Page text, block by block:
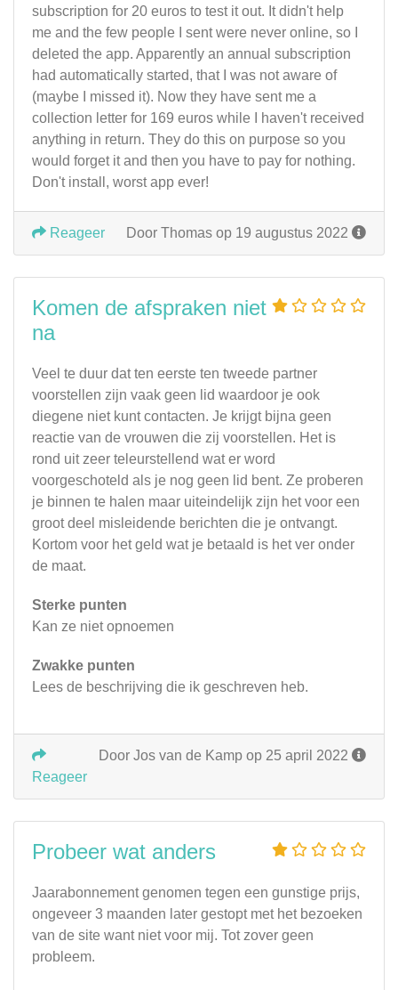
subscription for 20 euros to test it out. It didn't help
me and the few people I sent were never online, so I
deleted the app. Apparently an annual subscription
had automatically started, that I was not aware of
(maybe I missed it). Now they have sent me a
collection letter for 169 euros while I haven't received
anything in return. They do this on purpose so you
would forget it and then you have to pay for nothing.
Don't install, worst app ever!
Door Thomas op 19 augustus 2022
Reageer
Komen de afspraken niet
na
Veel te duur dat ten eerste ten tweede partner
voorstellen zijn vaak geen lid waardoor je ook
diegene niet kunt contacten. Je krijgt bijna geen
reactie van de vrouwen die zij voorstellen. Het is
rond uit zeer teleurstellend wat er word
voorgeschoteld als je nog geen lid bent. Ze proberen
je binnen te halen maar uiteindelijk zijn het voor een
groot deel misleidende berichten die je ontvangt.
Kortom voor het geld wat je betaald is het ver onder
de maat.
Sterke punten
Kan ze niet opnoemen
Zwakke punten
Lees de beschrijving die ik geschreven heb.
Door Jos van de Kamp op 25 april 2022
Reageer
Probeer wat anders
Jaarabonnement genomen tegen een gunstige prijs,
ongeveer 3 maanden later gestopt met het bezoeken
van de site want niet voor mij. Tot zover geen
probleem.